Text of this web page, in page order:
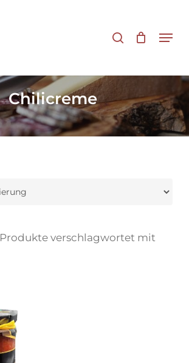
Chilicreme
Produkte verschlagwortet mit